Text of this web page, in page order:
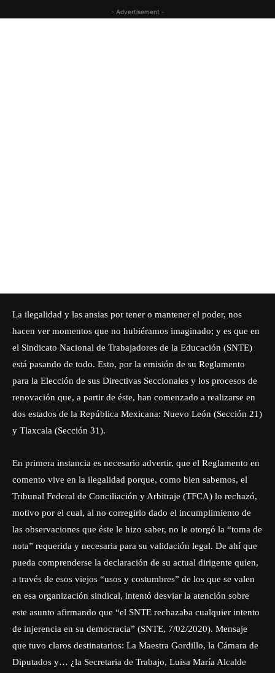
- Advertisement -
La ilegalidad y las ansias por tener o mantener el poder, nos
hacen ver momentos que no hubiéramos imaginado; y es que en
el Sindicato Nacional de Trabajadores de la Educación (SNTE)
está pasando de todo. Esto, por la emisión de su Reglamento
para la Elección de sus Directivas Seccionales y los procesos de
renovación que, a partir de éste, han comenzado a realizarse en
dos estados de la República Mexicana: Nuevo León (Sección 21)
y Tlaxcala (Sección 31).
En primera instancia es necesario advertir, que el Reglamento en
comento vive en la ilegalidad porque, como bien sabemos, el
Tribunal Federal de Conciliación y Arbitraje (TFCA) lo rechazó,
motivo por el cual, al no corregirlo dado el incumplimiento de
las observaciones que éste le hizo saber, no le otorgó la “toma de
nota” requerida y necesaria para su validación legal. De ahí que
pueda comprenderse la declaración de su actual dirigente quien,
a través de esos viejos “usos y costumbres” de los que se valen
en esa organización sindical, intentó desviar la atención sobre
este asunto afirmando que “el SNTE rechazaba cualquier intento
de injerencia en su democracia” (SNTE, 7/02/2020). Mensaje
que tuvo claros destinatarios: La Maestra Gordillo, la Cámara de
Diputados y… ¿la Secretaria de Trabajo, Luisa María Alcalde